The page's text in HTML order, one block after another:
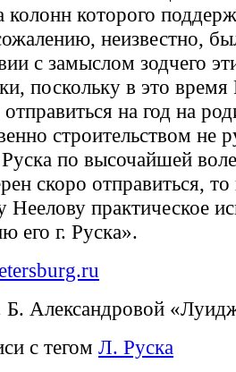
колонн которого
неизвестно,
с замыслом зодчего
поскольку в это время
на год на
строительством не
Руска по высочайшей
скоро отправиться,
Неелову практическое
его г. Руска».
Александровой
с тегом Л. Руска